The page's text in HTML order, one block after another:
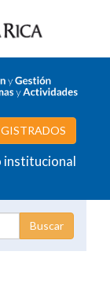
institucional